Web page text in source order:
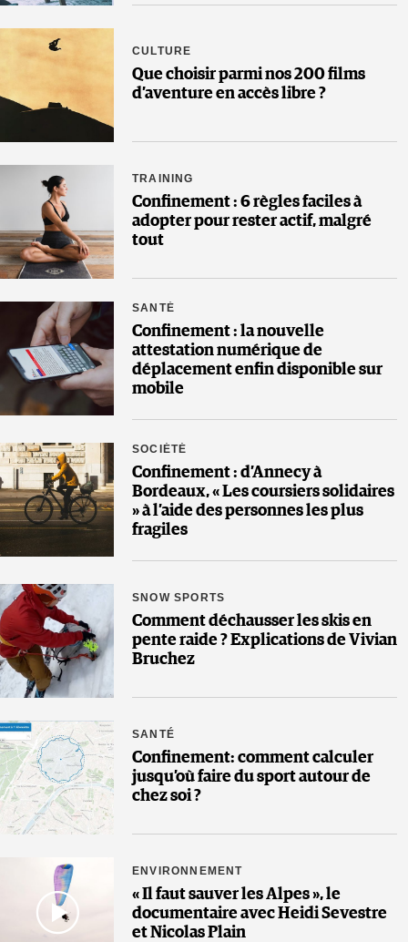
CULTURE
Que choisir parmi nos 200 films
d’aventure en accès libre ?
TRAINING
Confinement : 6 règles faciles à
adopter pour rester actif, malgré
tout
SANTÉ
Confinement : la nouvelle
attestation numérique de
déplacement enfin disponible sur
mobile
SOCIÉTÉ
Confinement : d’Annecy à
Bordeaux, « Les coursiers solidaires
» à l’aide des personnes les plus
fragiles
SNOW SPORTS
Comment déchausser les skis en
pente raide ? Explications de Vivian
Bruchez
SANTÉ
Confinement: comment calculer
jusqu’où faire du sport autour de
chez soi ?
ENVIRONNEMENT
« Il faut sauver les Alpes », le
documentaire avec Heidi Sevestre
et Nicolas Plain